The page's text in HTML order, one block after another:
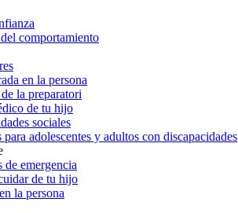
comportamiento
en la persona
la preparatori
de tu hijo
sociales
adolescentes y adultos con discapacidades
de emergencia
de tu hijo
la persona